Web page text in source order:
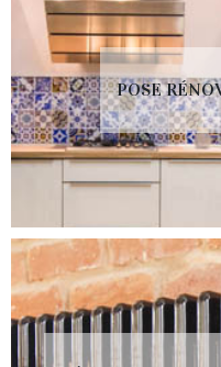
POSE